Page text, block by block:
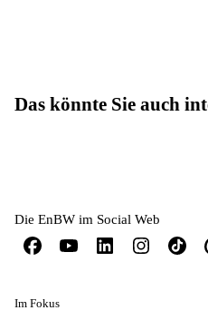
Das könnte Sie auch
Die EnBW im Social Web
Im Fokus